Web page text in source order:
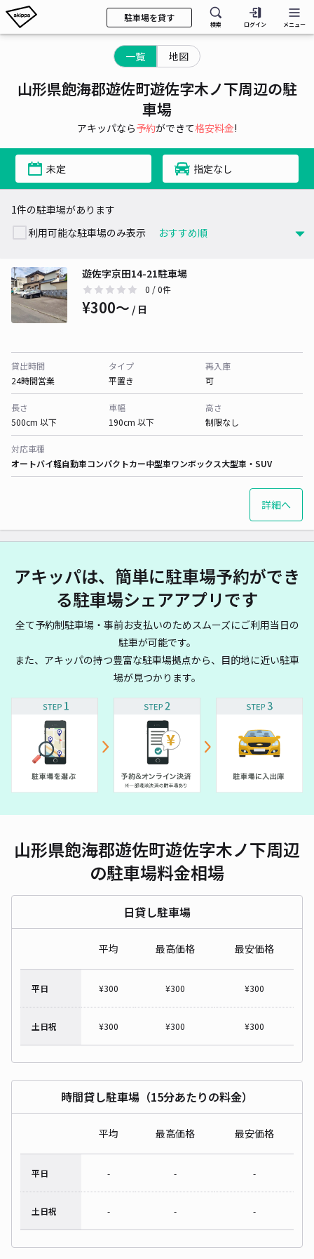
駐車場を貸す
検索 ログイン メニュー
一覧 地図
山形県飽海郡遊佐町遊佐字木ノ下周辺の駐
車場
アキッパなら予約ができて格安料金!
未定 指定なし
1件の駐車場があります
利用可能な駐車場のみ表示
遊佐字京田14-21駐車場
0 / 0件
¥300〜 / 日
貸出時間
24時間営業
タイプ
平置き
再入庫
可
長さ
500cm 以下
車幅
190cm 以下
高さ
制限なし
対応車種
オートバイ軽自動車コンパクトカー中型車ワンボックス大型車・SUV
詳細へ
アキッパは、簡単に駐車場予約ができ
る駐車場シェアアプリです
全て予約制駐車場・事前お支払いのためスムーズにご利用当日の
駐車が可能です。
また、アキッパの持つ豊富な駐車場拠点から、目的地に近い駐車
場が見つかります。
山形県飽海郡遊佐町遊佐字木ノ下周辺
の駐車場料金相場
日貸し駐車場
平均 最高価格 最安価格
平日 ¥300 ¥300 ¥300
土日祝 ¥300 ¥300 ¥300
時間貸し駐車場（15分あたりの料金）
平均 最高価格 最安価格
平日 - - -
土日祝 - - -